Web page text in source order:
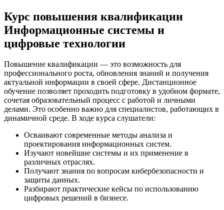
Курс повышения квалификации
Информационные системы и
цифровые технологии
Повышение квалификации — это возможность для
профессионального роста, обновления знаний и получения
актуальной информации в своей сфере. Дистанционное
обучение позволяет проходить подготовку в удобном формате,
сочетая образовательный процесс с работой и личными
делами. Это особенно важно для специалистов, работающих в
динамичной среде. В ходе курса слушатели:
Осваивают современные методы анализа и
проектирования информационных систем.
Изучают новейшие системы и их применение в
различных отраслях.
Получают знания по вопросам кибербезопасности и
защиты данных.
Разбирают практические кейсы по использованию
цифровых решений в бизнесе.